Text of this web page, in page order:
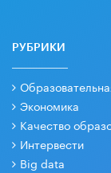
РУБРИКИ
Экономика
Качество
Интервести
Big data